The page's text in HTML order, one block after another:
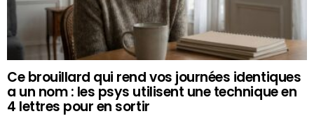
Ce brouillard qui rend vos journées identiques
a un nom : les psys utilisent une technique en
4 lettres pour en sortir